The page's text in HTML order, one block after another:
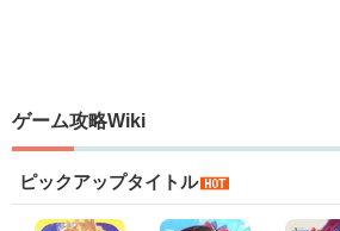
ゲーム攻略Wiki
ピックアップタイトル